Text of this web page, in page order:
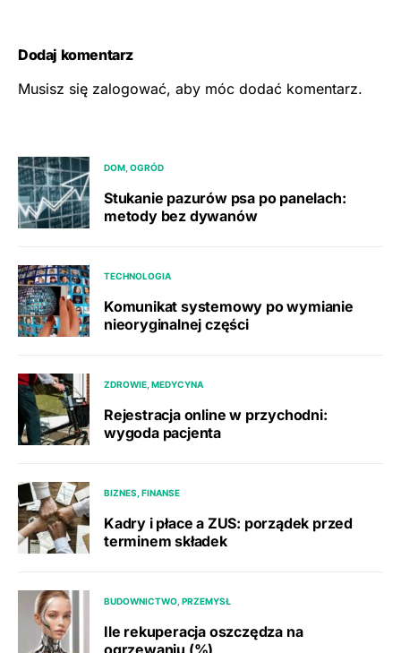
Dodaj komentarz
Musisz się zalogować, aby móc dodać komentarz.
DOM, OGRÓD
Stukanie pazurów psa po panelach:
metody bez dywanów
TECHNOLOGIA
Komunikat systemowy po wymianie
nieoryginalnej części
ZDROWIE, MEDYCYNA
Rejestracja online w przychodni:
wygoda pacjenta
BIZNES, FINANSE
Kadry i płace a ZUS: porządek przed
terminem składek
BUDOWNICTWO, PRZEMYSŁ
Ile rekuperacja oszczędza na
ogrzewaniu (%)